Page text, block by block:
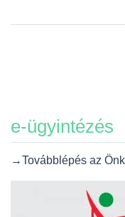
e-ügyintézés
→Továbblépés az